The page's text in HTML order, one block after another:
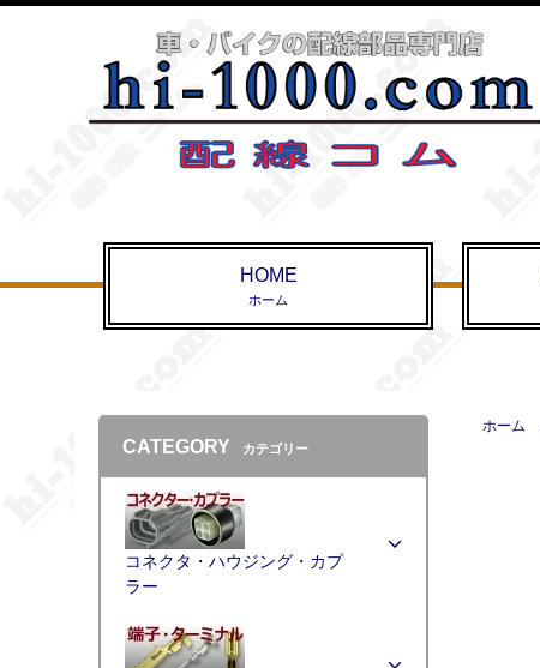
HOME
ホーム
ホーム
CATEGORY カテゴリー
コネクタ・ハウジング・カプ
ラー